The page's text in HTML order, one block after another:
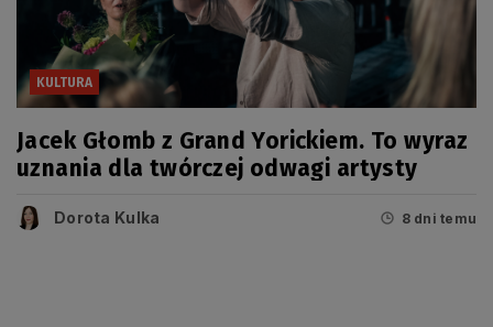
KULTURA
Jacek Głomb z Grand Yorickiem. To wyraz
uznania dla twórczej odwagi artysty
Dorota Kulka 8 dni temu